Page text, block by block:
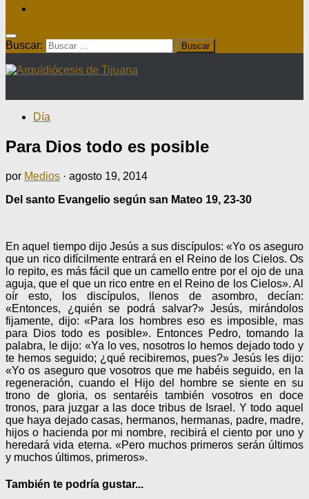
Buscar:
Día
Para Dios todo es posible
por Medios · agosto 19, 2014
Del santo Evangelio según san Mateo 19, 23-30
En aquel tiempo dijo Jesús a sus discípulos: «Yo os aseguro
que un rico difícilmente entrará en el Reino de los Cielos. Os
lo repito, es más fácil que un camello entre por el ojo de una
aguja, que el que un rico entre en el Reino de los Cielos». Al
oír esto, los discípulos, llenos de asombro, decían:
«Entonces, ¿quién se podrá salvar?» Jesús, mirándolos
fijamente, dijo: «Para los hombres eso es imposible, mas
para Dios todo es posible». Entonces Pedro, tomando la
palabra, le dijo: «Ya lo ves, nosotros lo hemos dejado todo y
te hemos seguido; ¿qué recibiremos, pues?» Jesús les dijo:
«Yo os aseguro que vosotros que me habéis seguido, en la
regeneración, cuando el Hijo del hombre se siente en su
trono de gloria, os sentaréis también vosotros en doce
tronos, para juzgar a las doce tribus de Israel. Y todo aquel
que haya dejado casas, hermanos, hermanas, padre, madre,
hijos o hacienda por mi nombre, recibirá el ciento por uno y
heredará vida eterna. «Pero muchos primeros serán últimos
y muchos últimos, primeros».
También te podría gustar...